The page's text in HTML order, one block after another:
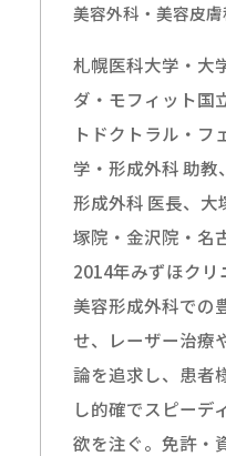
美容外科・美容皮
札幌医科大学・大
ダ・モフィット国
トドクトラル・フ
学・形成外科 助教
形成外科 医長、
塚院・金沢院・名
2014年みずほクリ
美容形成外科での
せ、レーザー治療
論を追求し、患者
し的確でスピーデ
欲を注ぐ。免許・